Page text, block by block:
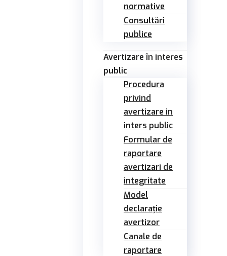
normative
Consultări
publice
Avertizare în interes
public
Procedura
privind
avertizare in
inters public
Formular de
raportare
avertizari de
integritate
Model
declarație
avertizor
Canale de
raportare